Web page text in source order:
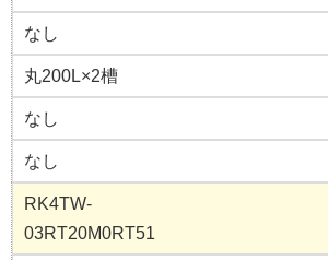
なし
丸200L×2槽
なし
なし
RK4TW-
03RT20M0RT51